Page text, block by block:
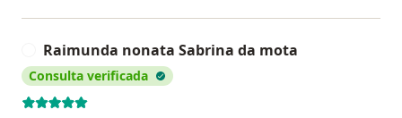
Raimunda nonata Sabrina da mota
Consulta verificada